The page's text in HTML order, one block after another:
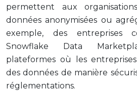
permettent aux
données anonymisées ou
exemple, des entreprises
Snowflake Data
plateformes où les
des données de manière
réglementations.